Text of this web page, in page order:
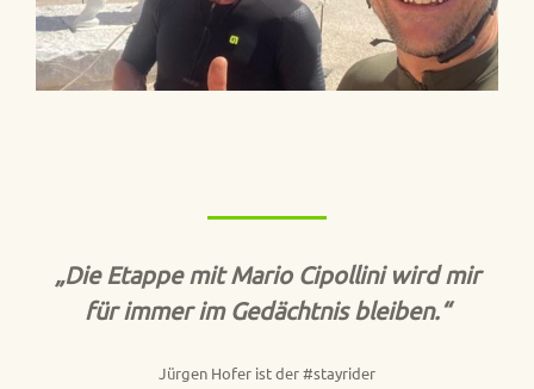
„Die Etappe mit Mario Cipollini wird mir
für immer im Gedächtnis bleiben.“
Jürgen Hofer ist der #stayrider